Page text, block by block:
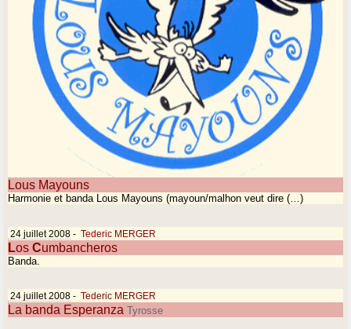
Lous Mayouns
Harmonie et banda Lous Mayouns (mayoun/malhon veut dire (…)
24 juillet 2008 - Tederic MERGER
LosCumbancheros
Banda.
24 juillet 2008 - Tederic MERGER
La banda Esperanza Tyrosse